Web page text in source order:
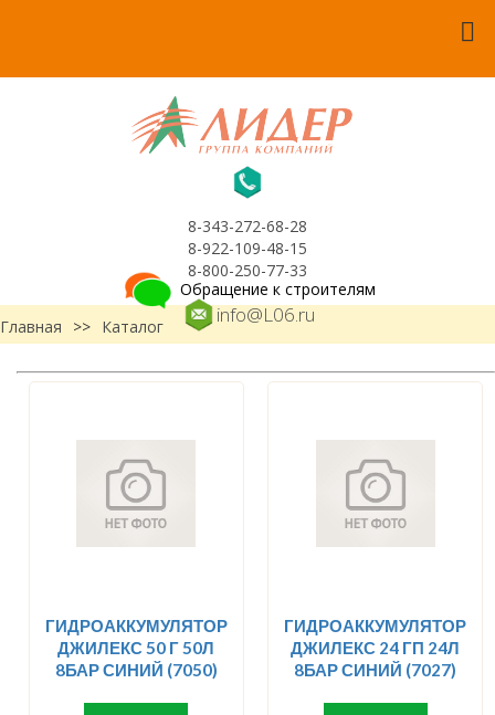
8-343-272-68-28
8-922-109-48-15
8-800-250-77-33
info@L06.ru
Обращение к строителям
Главная
>> Каталог
ГИДРОАККУМУЛЯТОР
ДЖИЛЕКС 50 Г 50Л
8БАР СИНИЙ (7050)
ГИДРОАККУМУЛЯТОР
ДЖИЛЕКС 24 ГП 24Л
8БАР СИНИЙ (7027)